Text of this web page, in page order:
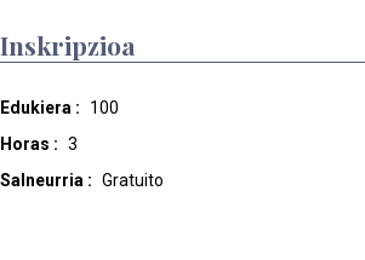
Inskripzioa
Edukiera :
100
Horas : 3
Salneurria : Gratuito